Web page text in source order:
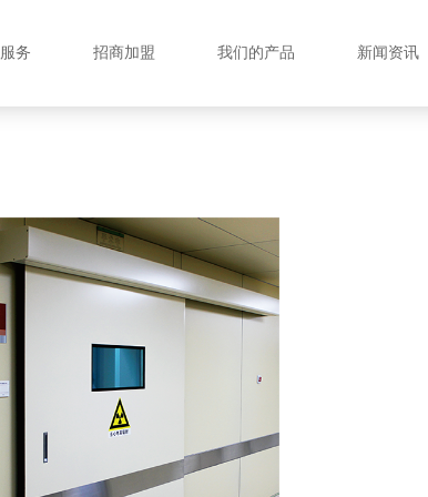
服务 招商加盟 我们的产品 新闻资讯